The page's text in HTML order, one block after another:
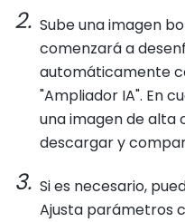
Sube una imagen
comenzará a
automáticamente
"Ampliador IA". En
una imagen de alta
descargar y
Si es necesario,
Ajusta parámetros